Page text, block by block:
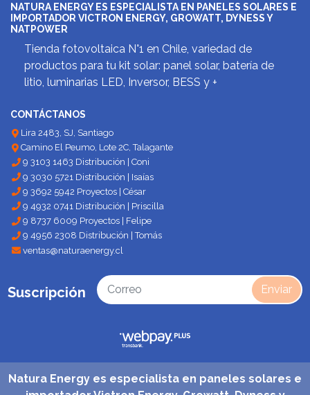
NATURA ENERGY ES ESPECIALISTA EN PANELES SOLARES E
IMPORTADOR VICTRON ENERGY, GROWATT, DYNESS Y
NATPOWER
Tienda fotovoltaica N°1 en Chile, variedad de
productos para tu kit solar: panel solar, batería de
litio, luminarias LED, Inversor, BESS y +
CONTÁCTANOS
Lira 2483, SJ, Santiago
Camino El Peumo, Lote 2C, Talagante
9 3103 1463 Distribución | Coni
9 3030 5721 Distribución | Isaías
9 3692 5942 Proyectos | César
9 4932 0741 Distribución | Priscilla
9 8737 6009 Proyectos | Felipe
9 4956 2308 Distribución | Tomás
ventas@naturaenergy.cl
Suscripción Enviar
Natura Energy es especialista en paneles solares e